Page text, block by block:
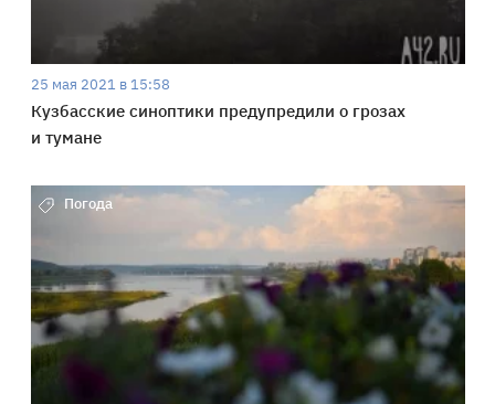
25 мая 2021 в 15:58
Кузбасские синоптики предупредили о грозах
и тумане
Погода